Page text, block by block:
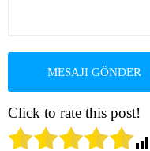
Click to rate this post!